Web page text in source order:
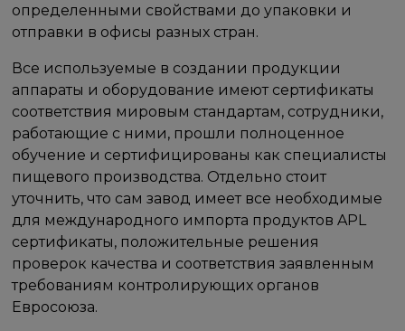
определенными свойствами до упаковки и
отправки в офисы разных стран.
Все используемые в создании продукции
аппараты и оборудование имеют сертификаты
соответствия мировым стандартам, сотрудники,
работающие с ними, прошли полноценное
обучение и сертифицированы как специалисты
пищевого производства. Отдельно стоит
уточнить, что сам завод имеет все необходимые
для международного импорта продуктов APL
сертификаты, положительные решения
проверок качества и соответствия заявленным
требованиям контролирующих органов
Евросоюза.